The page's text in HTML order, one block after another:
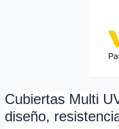
Cubiertas Multi
diseño,
Cubiertas
Multi
UV